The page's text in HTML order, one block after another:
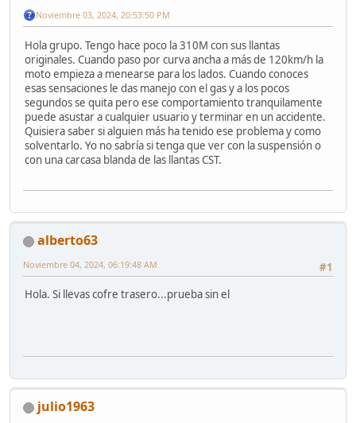
Noviembre 03, 2024, 20:53:50 PM
Hola grupo. Tengo hace poco la 310M con sus llantas
originales. Cuando paso por curva ancha a más de 120km/h la
moto empieza a menearse para los lados. Cuando conoces
esas sensaciones le das manejo con el gas y a los pocos
segundos se quita pero ese comportamiento tranquilamente
puede asustar a cualquier usuario y terminar en un accidente.
Quisiera saber si alguien más ha tenido ese problema y como
solventarlo. Yo no sabría si tenga que ver con la suspensión o
con una carcasa blanda de las llantas CST.
alberto63
#1
Noviembre 04, 2024, 06:19:48 AM
Hola. Si llevas cofre trasero...prueba sin el
julio1963